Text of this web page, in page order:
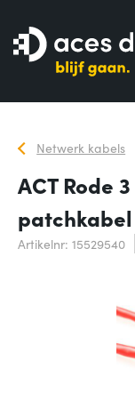
Netwerk kabels
ACT Rode
Artikelnr: 15529540